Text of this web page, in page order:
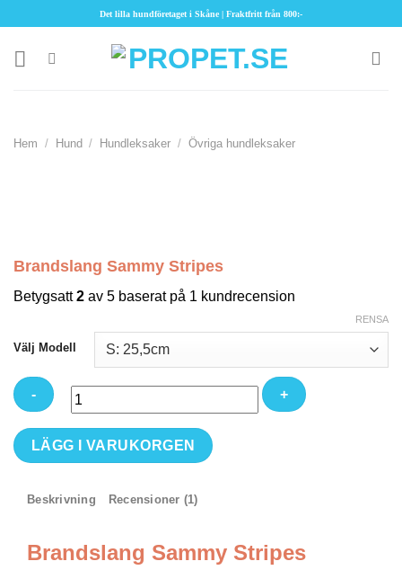
content
Det lilla hundföretaget i Skåne | Fraktfritt från 800:-
Hem / Hund / Hundleksaker / Övriga hundleksaker
Brandslang Sammy Stripes
Betygsatt2 av 5 baserat på 1 kundrecension
Välj Modell
RENSA
Brandslang
Sammy
mängd
LÄGG I VARUKORGEN
Beskrivning Recensioner (1)
Brandslang Sammy Stripes